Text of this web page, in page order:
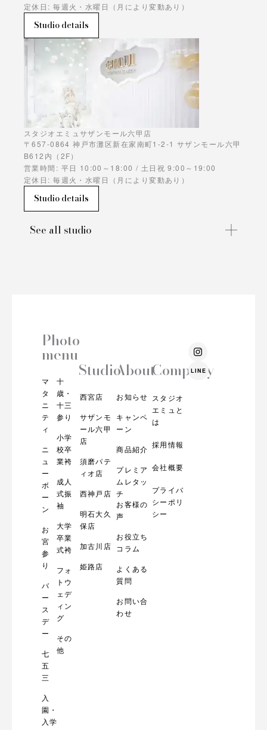
定休日: 毎週火・水曜日（月により変動あり）
Studio details
スタジオエミュサザンモール六甲店
〒657-0864 神戸市灘区新在家南町1-2-1 サザンモール六甲
B612内（2F）
営業時間: 平日 10:00～18:00 / 土日祝 9:00～19:00
定休日: 毎週火・水曜日（月により変動あり）
Studio details
See all studio
Photo
menu
マ
タ
ニ
テ
ィ
ニ
ュ
ー
ボ
ー
ン
お
宮
参
り
バ
ー
ス
デ
ー
七
五
三
入
園・
入学
十
歳・
十三
参り
小学
校卒
業袴
成人
式振
袖
大学
卒業
式袴
フォ
トウ
ェデ
ィン
グ
その
他
Studio
西宮店
サザンモ
ール六甲
店
須磨パテ
ィオ店
西神戸店
明石大久
保店
加古川店
姫路店
About
お知らせ
キャンペ
ーン
商品紹介
プレミア
ムレタッ
チ
お客様の
声
お役立ち
コラム
よくある
質問
お問い合
わせ
Company
スタジオ
エミュと
は
採用情報
会社概要
プライバ
シーポリ
シー
I
n
s
t
LINE